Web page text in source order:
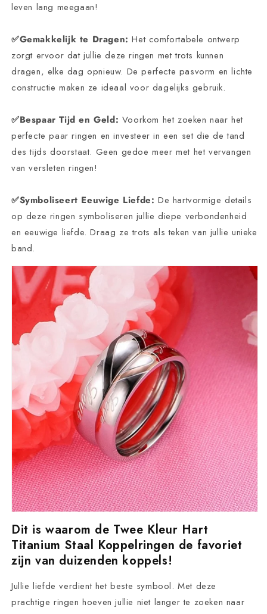
leven lang meegaan!
✅Gemakkelijk te Dragen: Het comfortabele ontwerp
zorgt ervoor dat jullie deze ringen met trots kunnen
dragen, elke dag opnieuw. De perfecte pasvorm en lichte
constructie maken ze ideaal voor dagelijks gebruik.
✅Bespaar Tijd en Geld: Voorkom het zoeken naar het
perfecte paar ringen en investeer in een set die de tand
des tijds doorstaat. Geen gedoe meer met het vervangen
van versleten ringen!
✅Symboliseert Eeuwige Liefde: De hartvormige details
op deze ringen symboliseren jullie diepe verbondenheid
en eeuwige liefde. Draag ze trots als teken van jullie unieke
band.
Dit is waarom de Twee Kleur Hart
Titanium Staal Koppelringen de favoriet
zijn van duizenden koppels!
Jullie liefde verdient het beste symbool. Met deze
prachtige ringen hoeven jullie niet langer te zoeken naar